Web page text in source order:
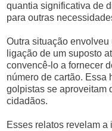
quantia significativa de
para outras
Outra situação
ligação de um suposto
convencê-lo a fornecer
número de cartão. Essa
golpistas se aproveitam
cidadãos.
Esses relatos revelam